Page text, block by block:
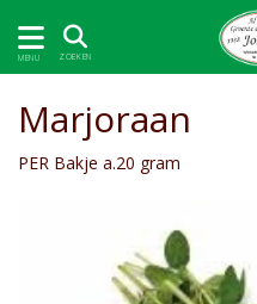
MENU ZOEKEN
Marjoraan
PER Bakje a.20 gram